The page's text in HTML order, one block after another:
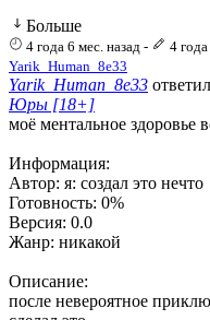
Больше
4 года 6 мес. назад - 4
Yarik_Human_8e33
Yarik_Human_8e33
Юры [18+]
моё ментальное здоровье
Информация:
Автор: я: создал это нечто
Готовность: 0%
Версия: 0.0
Жанр: никакой
Описание:
после невероятное